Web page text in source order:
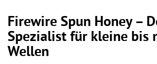
Firewire Spun Honey –
Spezialist für kleine bis
Wellen